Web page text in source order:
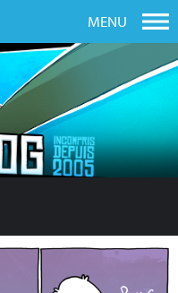
MENU